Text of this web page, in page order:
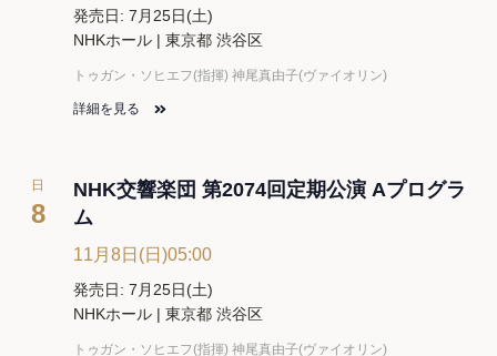
発売日: 7月25日(土)
NHKホール | 東京都 渋谷区
トゥガン・ソヒエフ(指揮) 神尾真由子(ヴァイオリン)
詳細を見る
日
8
NHK交響楽団 第2074回定期公演 Aプログラ
ム
11月8日(日)05:00
発売日: 7月25日(土)
NHKホール | 東京都 渋谷区
トゥガン・ソヒエフ(指揮) 神尾真由子(ヴァイオリン)